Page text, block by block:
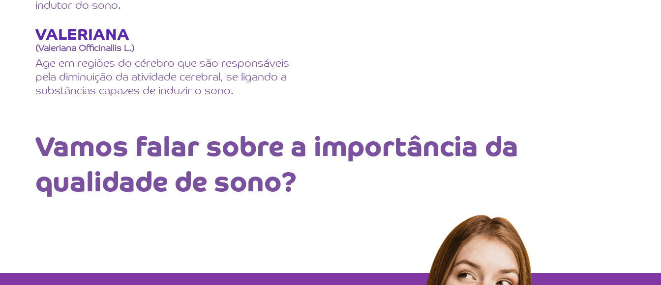
indutor do sono.
VALERIANA
(Valeriana Officinallis L.)
Age em regiões do cérebro que são responsáveis
pela diminuição da atividade cerebral, se ligando a
substâncias capazes de induzir o sono.
Vamos falar sobre a importância da
qualidade de sono?